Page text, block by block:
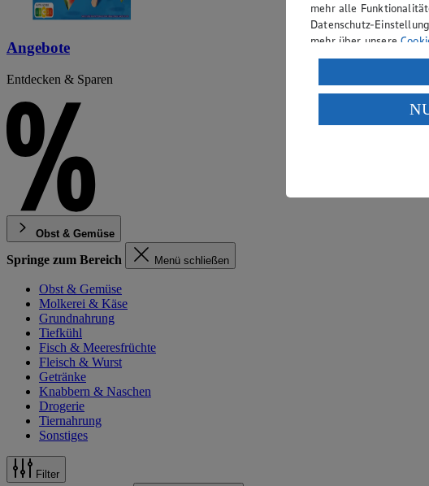
Angebote
Entdecken & Sparen
Obst & Gemüse
Springe zum Bereich Menü schließen
Obst & Gemüse
Molkerei & Käse
Grundnahrung
Tiefkühl
Fisch & Meeresfrüchte
Fleisch & Wurst
Getränke
Knabbern & Naschen
Drogerie
Tiernahrung
Sonstiges
Filter
mehr alle
Datenschutz-
mehr über unsere
Verarbeitung deiner
Wenn du auf
ein, dass deine Daten
einem nach
Risiko eines Zugriffs